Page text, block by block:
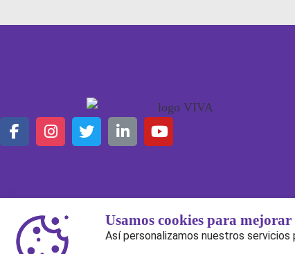
Esta empresa está regulada y fiscalizada por la ATT
Usamos cookies para
Así personalizamos nuestros servicios